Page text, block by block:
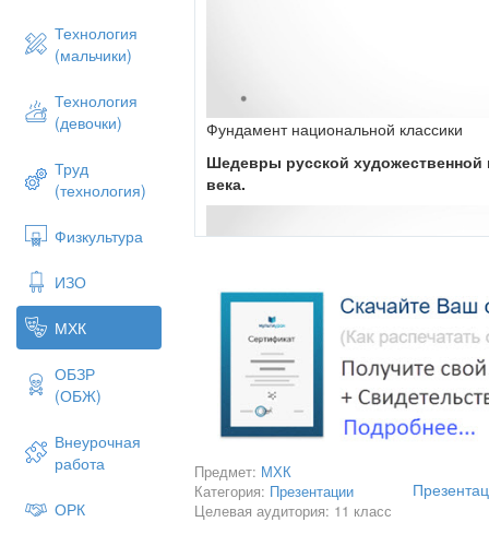
Технология
(мальчики)
Технология
(девочки)
Труд
(технология)
Физкультура
ИЗО
МХК
ОБЗР
(ОБЖ)
Внеурочная
работа
ОРК
Фундамент национальной классики
Шедевры русской
века.
Предмет: МХК
Категория: Презентации
Целевая аудитория: 11 класс